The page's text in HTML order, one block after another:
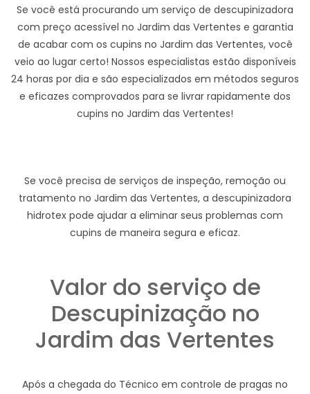
Se você está procurando um serviço de descupinizadora
com preço acessível no Jardim das Vertentes e garantia
de acabar com os cupins no Jardim das Vertentes, você
veio ao lugar certo! Nossos especialistas estão disponíveis
24 horas por dia e são especializados em métodos seguros
e eficazes comprovados para se livrar rapidamente dos
cupins no Jardim das Vertentes!
Se você precisa de serviços de inspeção, remoção ou
tratamento no Jardim das Vertentes, a descupinizadora
hidrotex pode ajudar a eliminar seus problemas com
cupins de maneira segura e eficaz.
Valor do serviço de
Descupinização no
Jardim das Vertentes
Após a chegada do Técnico em controle de pragas no